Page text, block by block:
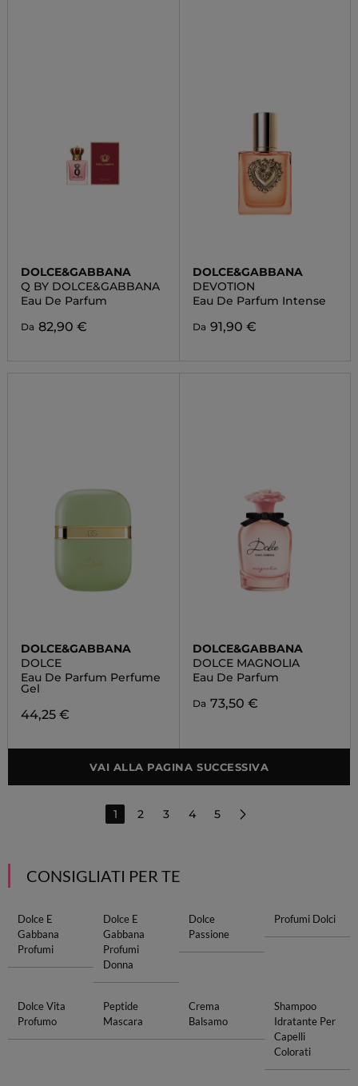
DOLCE&GABBANA
Q BY DOLCE&GABBANA
Eau De Parfum
Da 82,90 €
DOLCE&GABBANA
DEVOTION
Eau De Parfum Intense
Da 91,90 €
DOLCE&GABBANA
DOLCE
Eau De Parfum Perfume
Gel
44,25 €
DOLCE&GABBANA
DOLCE MAGNOLIA
Eau De Parfum
Da 73,50 €
VAI ALLA PAGINA SUCCESSIVA
1 2 3 4 5
CONSIGLIATI PER TE
Dolce E
Gabbana
Profumi
Dolce E
Gabbana
Profumi
Donna
Dolce
Passione
Profumi Dolci
Dolce Vita
Profumo
Peptide
Mascara
Crema
Balsamo
Shampoo
Idratante Per
Capelli
Colorati